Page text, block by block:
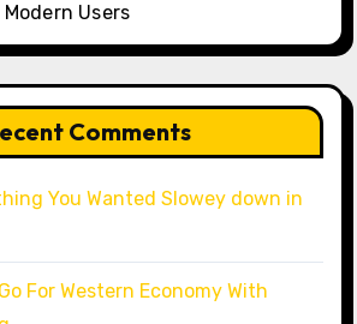
Users
Comments
You Wanted Slowey down in
Go For Western Economy With